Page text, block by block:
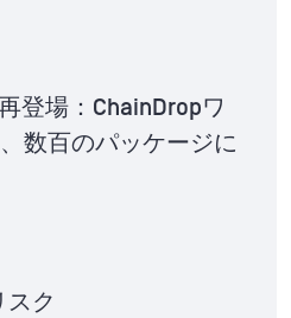
登場：ChainDropワ
数百のパッケージに
スク